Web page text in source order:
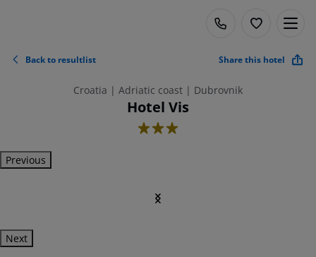
Back to resultlist Share this hotel
Croatia | Adriatic coast | Dubrovnik
Hotel Vis
3
Previous
Next